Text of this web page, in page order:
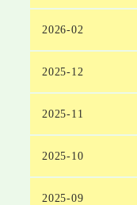
2026-02
2025-12
2025-11
2025-10
2025-09